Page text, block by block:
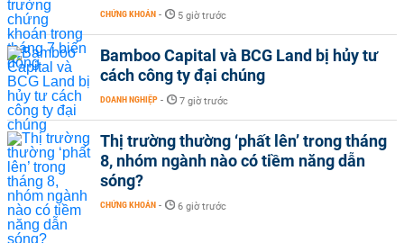
CHỨNG KHOÁN - 5 giờ trước
Bamboo Capital và BCG Land bị hủy tư
cách công ty đại chúng
DOANH NGHIỆP - 7 giờ trước
Thị trường thường ‘phất lên’ trong tháng
8, nhóm ngành nào có tiềm năng dẫn
sóng?
CHỨNG KHOÁN - 6 giờ trước